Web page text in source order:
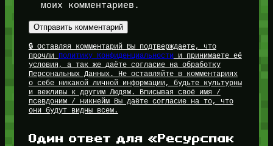
моих комментариев.
🔒 Оставляя комментарий Вы подтверждаете, что
прочли Политику Конфиденциальностии принимаете её
условия, а так же даёте согласие на обработку
Персональных Данных. Не оставляйте в комментариях
о себе никакой личной информации, будьте культурны
и вежливы к другим Людям. Вписывая своё имя /
псевдоним / никнейм Вы даёте согласие на то, что
они будут видны всем.
Один ответ для «Ресурспак